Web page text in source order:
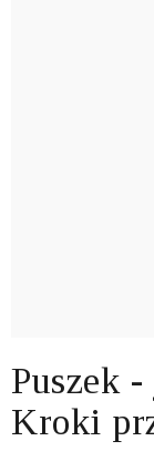
Puszek
Kroki